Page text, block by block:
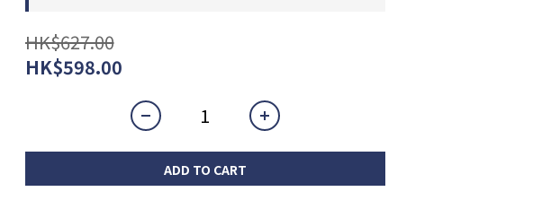
HK$627.00
HK$598.00
ADD TO CART